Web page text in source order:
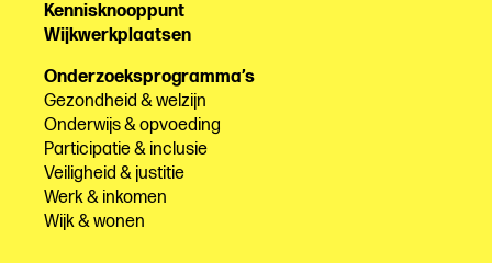
Kennisknooppunt
Wijkwerkplaatsen
Onderzoeksprogramma’s
Gezondheid & welzijn
Onderwijs & opvoeding
Participatie & inclusie
Veiligheid & justitie
Werk & inkomen
Wijk & wonen